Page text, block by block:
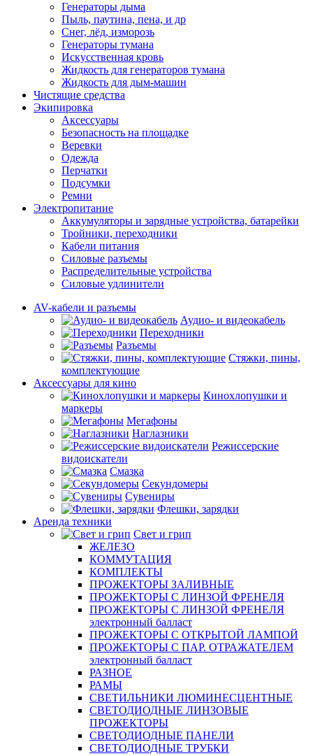
Генераторы дыма
Пыль, паутина, пена, и др
Снег, лёд, изморозь
Генераторы тумана
Искусственная кровь
Жидкость для генераторов тумана
Жидкость для дым-машин
Чистящие средства
Экипировка
Аксессуары
Безопасность на площадке
Веревки
Одежда
Перчатки
Подсумки
Ремни
Электропитание
Аккумуляторы и зарядные устройства, батарейки
Тройники, переходники
Кабели питания
Силовые разъемы
Распределительные устройства
Силовые удлинители
AV-кабели и разъемы
Аудио- и видеокабель
Переходники
Разъемы
Стяжки, пины,
комплектующие
Аксессуары для кино
Кинохлопушки и
маркеры
Мегафоны
Наглазники
Режиссерские
видоискатели
Смазка
Секундомеры
Сувениры
Флешки, зарядки
Аренда техники
Свет и грип
ЖЕЛЕЗО
КОММУТАЦИЯ
КОМПЛЕКТЫ
ПРОЖЕКТОРЫ ЗАЛИВНЫЕ
ПРОЖЕКТОРЫ С ЛИНЗОЙ ФРЕНЕЛЯ
ПРОЖЕКТОРЫ С ЛИНЗОЙ ФРЕНЕЛЯ
электронный балласт
ПРОЖЕКТОРЫ С ОТКРЫТОЙ ЛАМПОЙ
ПРОЖЕКТОРЫ С ПАР. ОТРАЖАТЕЛЕМ
электронный балласт
РАЗНОЕ
РАМЫ
СВЕТИЛЬНИКИ ЛЮМИНЕСЦЕНТНЫЕ
СВЕТОДИОДНЫЕ ЛИНЗОВЫЕ
ПРОЖЕКТОРЫ
СВЕТОДИОДНЫЕ ПАНЕЛИ
СВЕТОДИОДНЫЕ ТРУБКИ